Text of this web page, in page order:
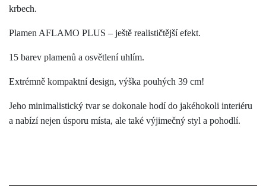
krbech.
Plamen AFLAMO PLUS – ještě realističtější efekt.
15 barev plamenů a osvětlení uhlím.
Extrémně kompaktní design, výška pouhých 39 cm!
Jeho minimalistický tvar se dokonale hodí do jakéhokoli interiéru
a nabízí nejen úsporu místa, ale také výjimečný styl a pohodlí.